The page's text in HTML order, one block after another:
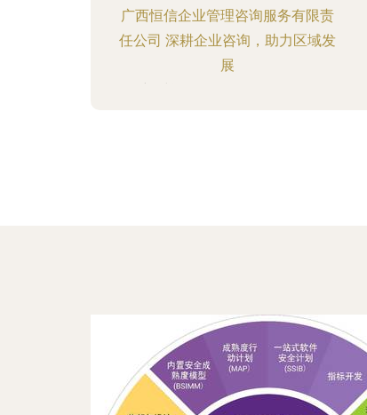
广西恒信企业管理咨询服务有限责
任公司 深耕企业咨询，助力区域发
展